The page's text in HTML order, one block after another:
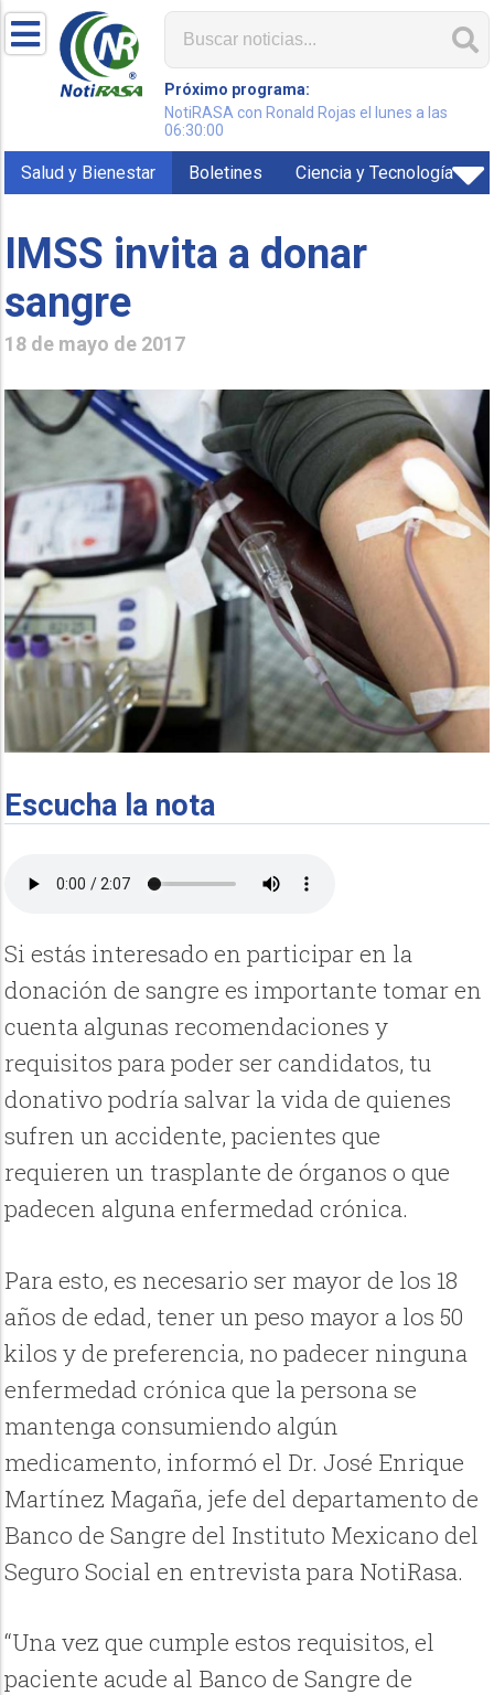
Próximo programa:
NotiRASA con Ronald Rojas el lunes a las
06:30:00
Salud y Bienestar Boletines Ciencia y Tecnología
IMSS invita a donar
sangre
18 de mayo de 2017
Escucha la nota
Si estás interesado en participar en la
donación de sangre es importante tomar en
cuenta algunas recomendaciones y
requisitos para poder ser candidatos, tu
donativo podría salvar la vida de quienes
sufren un accidente, pacientes que
requieren un trasplante de órganos o que
padecen alguna enfermedad crónica.
Para esto, es necesario ser mayor de los 18
años de edad, tener un peso mayor a los 50
kilos y de preferencia, no padecer ninguna
enfermedad crónica que la persona se
mantenga consumiendo algún
medicamento, informó el Dr. José Enrique
Martínez Magaña, jefe del departamento de
Banco de Sangre del Instituto Mexicano del
Seguro Social en entrevista para NotiRasa.
“Una vez que cumple estos requisitos, el
paciente acude al Banco de Sangre de